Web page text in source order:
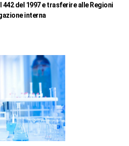
del 1997 e trasferire alle Regioni
interna